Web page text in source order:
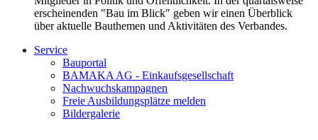
erscheinenden "Bau im Blick" geben wir einen Überblick
über aktuelle Bauthemen und Aktivitäten des Verbandes.
Service
Bauportal
BAMAKA AG - Einkaufsgesellschaft
Nachwuchskampagnen
Freie Ausbildungsplätze melden
Bildergalerie